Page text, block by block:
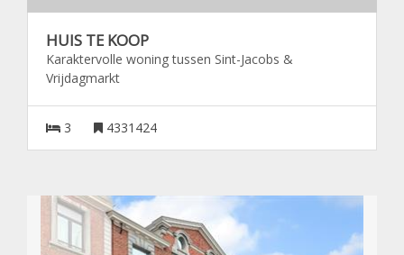
HUIS TE KOOP
Karaktervolle woning tussen Sint-Jacobs &
Vrijdagmarkt
3 4331424